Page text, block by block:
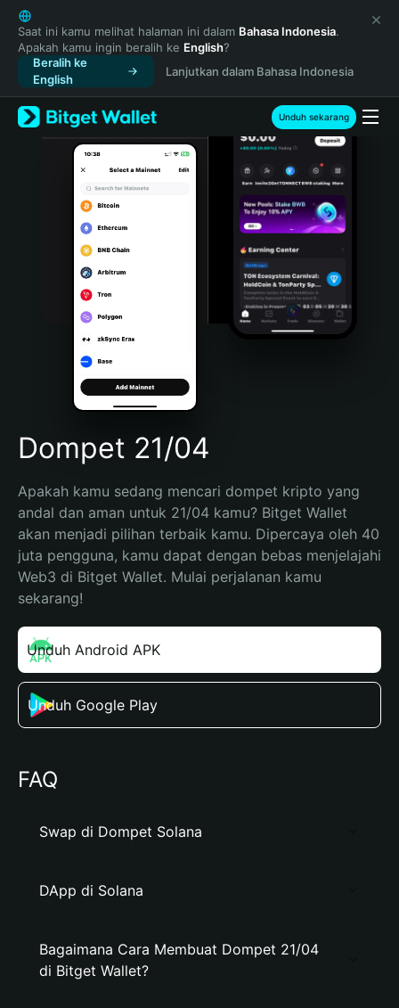
English
日本語
Tiếng Việt
Русский
Español (Latinoamérica)
Türkçe
Italiano
Português (Portugal)
Bahasa Indonesia
Português (Brasil)
Español (Argentina)
Saat ini kamu melihat halaman ini dalam Bahasa Indonesia.
Apakah kamu ingin beralih ke English?
Beralih ke
English
Lanjutkan dalam Bahasa Indonesia
Unduh sekarang
Dompet 21/04
Apakah kamu sedang mencari dompet kripto yang
andal dan aman untuk 21/04 kamu? Bitget Wallet
akan menjadi pilihan terbaik kamu. Dipercaya oleh 40
juta pengguna, kamu dapat dengan bebas menjelajahi
Web3 di Bitget Wallet. Mulai perjalanan kamu
sekarang!
Unduh Android APK
Unduh Google Play
FAQ
Swap di Dompet Solana
DApp di Solana
Bagaimana Cara Membuat Dompet 21/04
di Bitget Wallet?